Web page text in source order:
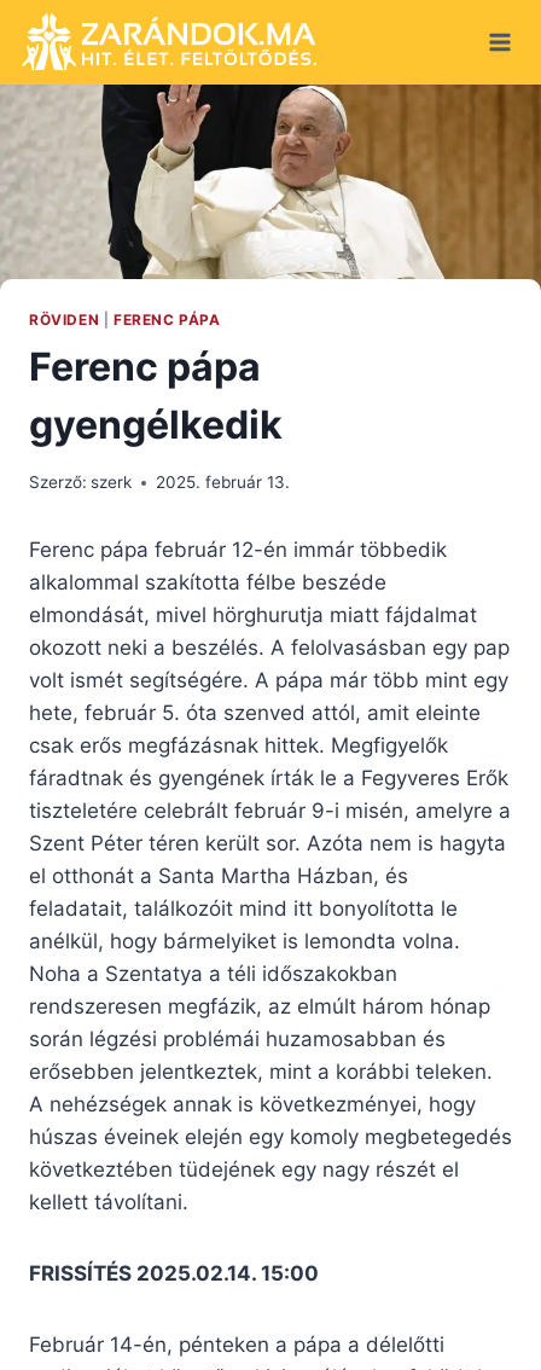
content
RÖVIDEN FERENC PÁPA
Ferenc pápa
gyengélkedik
Szerző: szerk 2025. február 13.
Ferenc pápa február 12-én immár többedik
alkalommal szakította félbe beszéde
elmondását, mivel hörghurutja miatt fájdalmat
okozott neki a beszélés. A felolvasásban egy pap
volt ismét segítségére. A pápa már több mint egy
hete, február 5. óta szenved attól, amit eleinte
csak erős megfázásnak hittek. Megfigyelők
fáradtnak és gyengének írták le a Fegyveres Erők
tiszteletére celebrált február 9-i misén, amelyre a
Szent Péter téren került sor. Azóta nem is hagyta
el otthonát a Santa Martha Házban, és
feladatait, találkozóit mind itt bonyolította le
anélkül, hogy bármelyiket is lemondta volna.
Noha a Szentatya a téli időszakokban
rendszeresen megfázik, az elmúlt három hónap
során légzési problémái huzamosabban és
erősebben jelentkeztek, mint a korábbi teleken.
A nehézségek annak is következményei, hogy
húszas éveinek elején egy komoly megbetegedés
következtében tüdejének egy nagy részét el
kellett távolítani.
FRISSÍTÉS 2025.02.14. 15:00
Február 14-én, pénteken a pápa a délelőtti